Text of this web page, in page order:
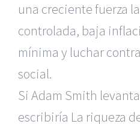
una creciente fuerza
controlada, baja
mínima y luchar
social.
Si Adam Smith
escribiría La riqueza
|Recursos Administrativos|